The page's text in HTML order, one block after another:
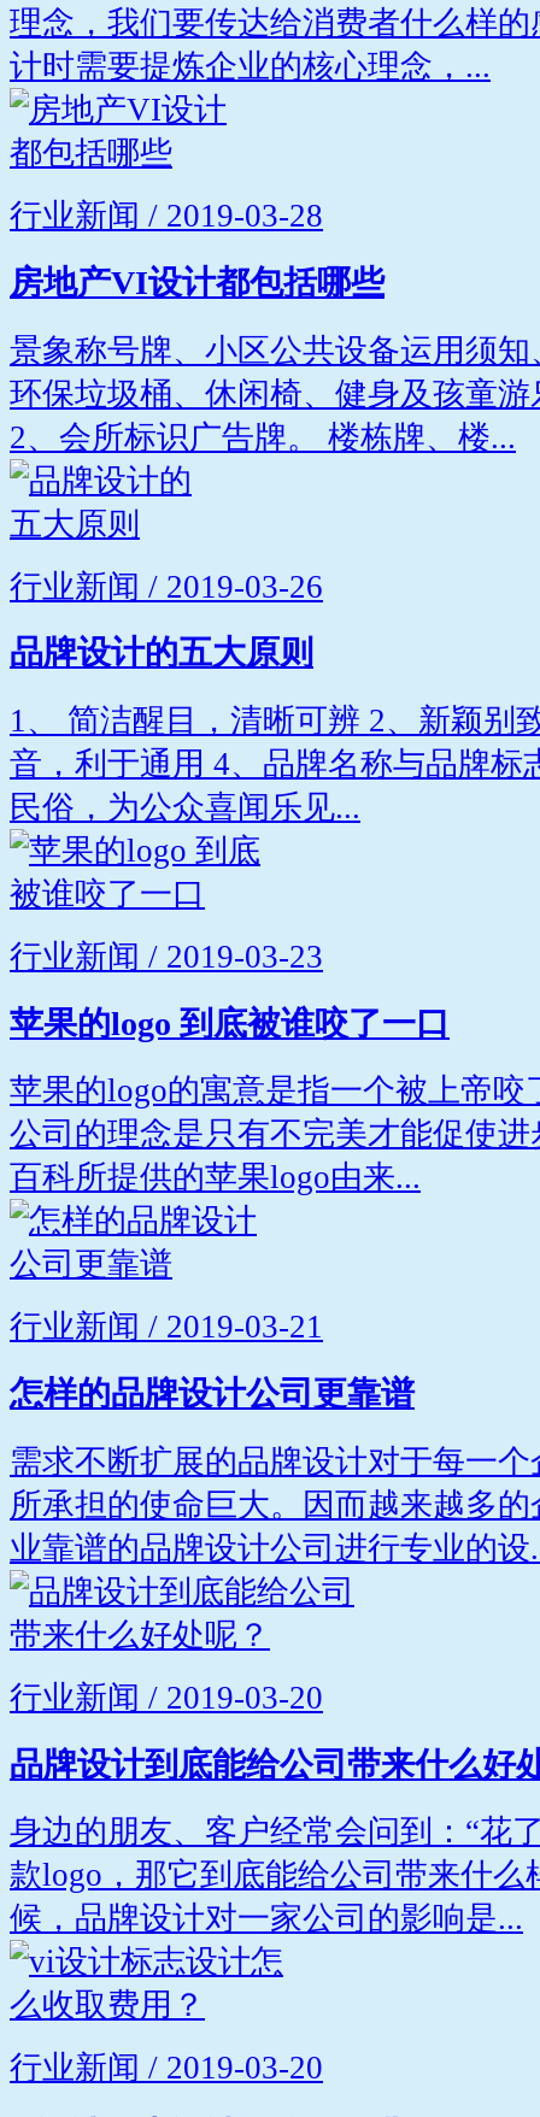
理念，我们要传达给消费者什么样
计时需要提炼企业的核心理念，...
行业新闻 / 2019-03-28
房地产VI设计都包括哪些
景象称号牌、小区公共设备运用须
环保垃圾桶、休闲椅、健身及孩童
2、会所标识广告牌。 楼栋牌、楼...
行业新闻 / 2019-03-26
品牌设计的五大原则
1、 简洁醒目，清晰可辨 2、新颖别
音，利于通用 4、品牌名称与品牌标
民俗，为公众喜闻乐见...
行业新闻 / 2019-03-23
苹果的logo 到底被谁咬了一口
苹果的logo的寓意是指一个被上帝
公司的理念是只有不完美才能促使
百科所提供的苹果logo由来...
行业新闻 / 2019-03-21
怎样的品牌设计公司更靠谱
需求不断扩展的品牌设计对于每一
所承担的使命巨大。因而越来越多
业靠谱的品牌设计公司进行专业的设
行业新闻 / 2019-03-20
品牌设计到底能给公司带来什么好
身边的朋友、客户经常会问到：“花
款logo，那它到底能给公司带来什么
候，品牌设计对一家公司的影响是...
行业新闻 / 2019-03-20